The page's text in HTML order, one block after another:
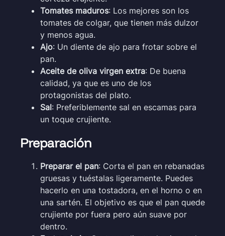
Tomates maduros: Los mejores son los
tomates de colgar, que tienen más dulzor
y menos agua.
Ajo: Un diente de ajo para frotar sobre el
pan.
Aceite de oliva virgen extra: De buena
calidad, ya que es uno de los
protagonistas del plato.
Sal: Preferiblemente sal en escamas para
un toque crujiente.
Preparación
Preparar el pan: Corta el pan en rebanadas
gruesas y tuéstalas ligeramente. Puedes
hacerlo en una tostadora, en el horno o en
una sartén. El objetivo es que el pan quede
crujiente por fuera pero aún suave por
dentro.